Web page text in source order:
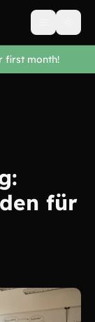
Open
first month!
für